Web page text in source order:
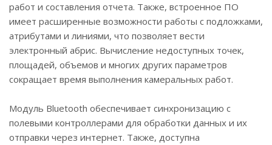
работ и составления отчета. Также, встроенное ПО
имеет расширенные возможности работы с подложками,
атрибутами и линиями, что позволяет вести
электронный абрис. Вычисление недоступных точек,
площадей, объемов и многих других параметров
сокращает время выполнения камеральных работ.
Модуль Bluetooth обеспечивает синхронизацию с
полевыми контроллерами для обработки данных и их
отправки через интернет. Также, доступна